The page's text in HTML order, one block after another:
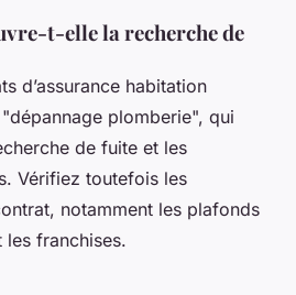
t-elle la recherche de
d’assurance habitation
plomberie", qui
de fuite et les
Vérifiez toutefois les
notamment les plafonds
les franchises.